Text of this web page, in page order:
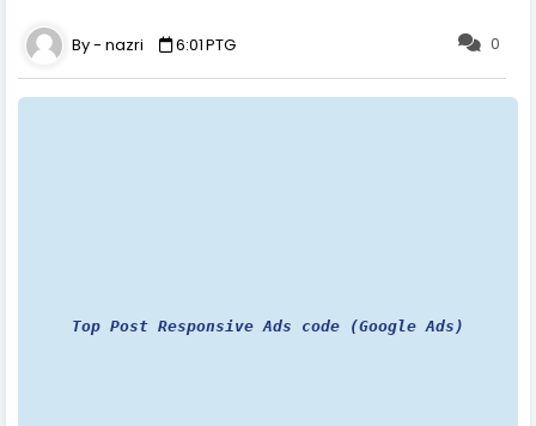
0
nazri 6:01 PTG
Top Post Responsive Ads code (Google Ads)